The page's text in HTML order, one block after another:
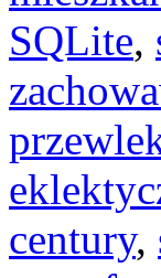
SQLite,
century,